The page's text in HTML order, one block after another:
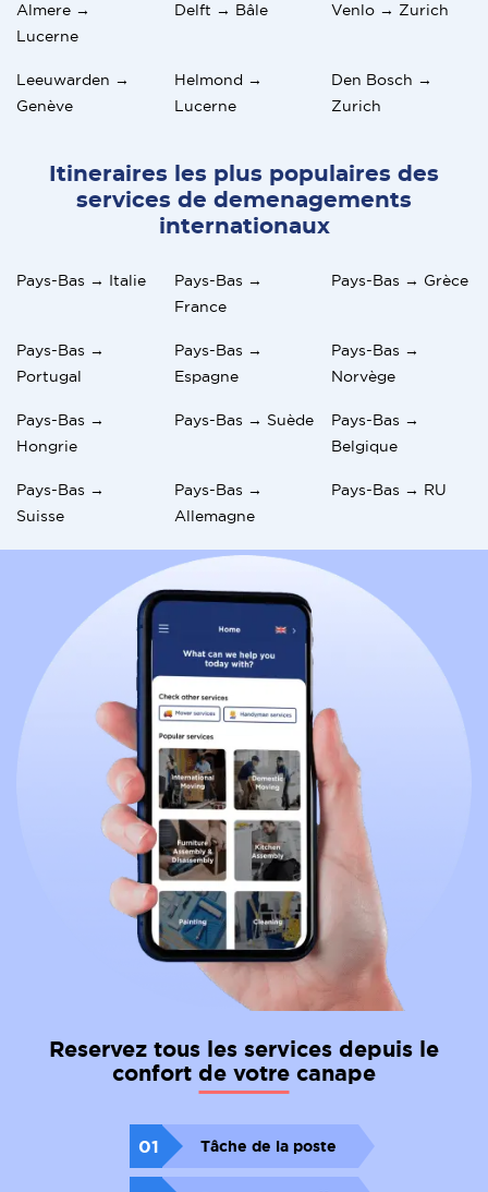
🚚Autres déménagements -
Royaume-Uni
cartes de débit et de crédit,
Almere →
Lucerne
Delft → Bâle Venlo → Zurich
Leeuwarden →
Genève
Helmond →
Lucerne
Den Bosch →
Zurich
Itineraires les plus populaires des
services de demenagements
internationaux
Pays-Bas → Italie
Pays-Bas →
France
Pays-Bas → Grèce
Pays-Bas →
Portugal
Pays-Bas →
Espagne
Pays-Bas →
Norvège
Pays-Bas →
Hongrie
Pays-Bas → Suède
Pays-Bas →
Belgique
Pays-Bas →
Suisse
Pays-Bas →
Allemagne
Pays-Bas → RU
Reservez tous les services depuis le
confort de votre canape
01 Tâche de la poste